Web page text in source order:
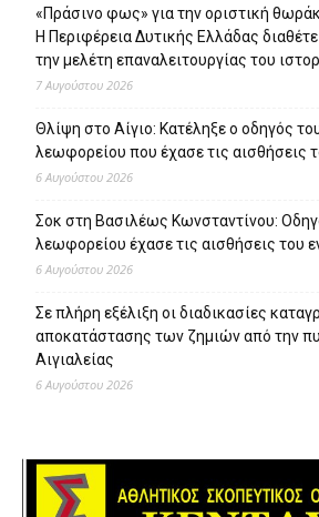
«Πράσινο φως» για την οριστική
Η Περιφέρεια Δυτικής Ελλάδας
την μελέτη επαναλειτουργίας του
7 Αυγούστου 2026
Θλίψη στο Αίγιο: Κατέληξε ο οδηγός
λεωφορείου που έχασε τις αισθήσεις
6 Αυγούστου 2026
Σοκ στη Βασιλέως Κωνσταντίνου:
λεωφορείου έχασε τις αισθήσεις του
6 Αυγούστου 2026
Σε πλήρη εξέλιξη οι διαδικασίες
αποκατάστασης των ζημιών από την
Αιγιαλείας
6 Αυγούστου 2026